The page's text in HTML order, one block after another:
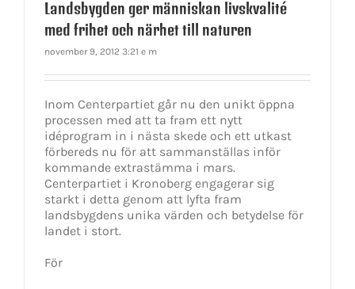
Landsbygden ger människan livskvalité
med frihet och närhet till naturen
november 9, 2012 3:21 e m
Inom Centerpartiet går nu den unikt öppna
processen med att ta fram ett nytt
idéprogram in i nästa skede och ett utkast
förbereds nu för att sammanställas inför
kommande extrastämma i mars.
Centerpartiet i Kronoberg engagerar sig
starkt i detta genom att lyfta fram
landsbygdens unika värden och betydelse för
landet i stort.
För